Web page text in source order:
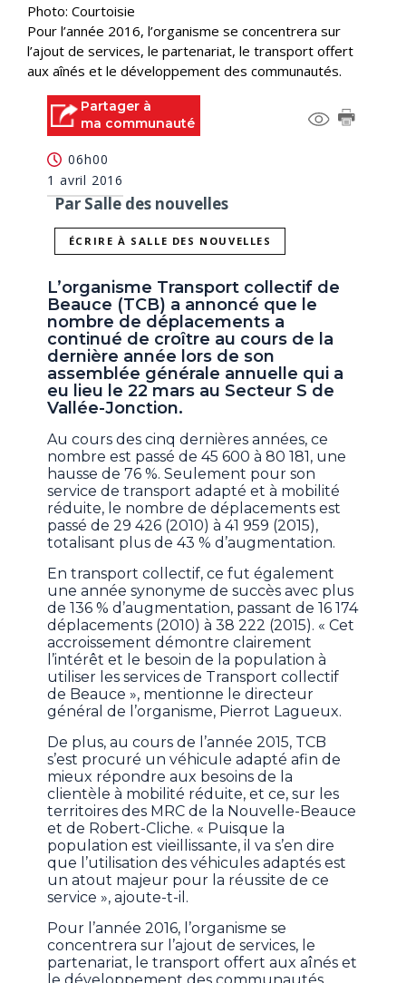
Photo: Courtoisie
Pour l’année 2016, l’organisme se concentrera sur
l’ajout de services, le partenariat, le transport offert
aux aînés et le développement des communautés.
Partager à
ma communauté
06h00
1 avril 2016
Par Salle des nouvelles
ÉCRIRE À SALLE DES NOUVELLES
L’organisme Transport collectif de
Beauce (TCB) a annoncé que le
nombre de déplacements a
continué de croître au cours de la
dernière année lors de son
assemblée générale annuelle qui a
eu lieu le 22 mars au Secteur S de
Vallée-Jonction.
Au cours des cinq dernières années, ce
nombre est passé de 45 600 à 80 181, une
hausse de 76 %. Seulement pour son
service de transport adapté et à mobilité
réduite, le nombre de déplacements est
passé de 29 426 (2010) à 41 959 (2015),
totalisant plus de 43 % d’augmentation.
En transport collectif, ce fut également
une année synonyme de succès avec plus
de 136 % d’augmentation, passant de 16 174
déplacements (2010) à 38 222 (2015). « Cet
accroissement démontre clairement
l’intérêt et le besoin de la population à
utiliser les services de Transport collectif
de Beauce », mentionne le directeur
général de l’organisme, Pierrot Lagueux.
De plus, au cours de l’année 2015, TCB
s’est procuré un véhicule adapté afin de
mieux répondre aux besoins de la
clientèle à mobilité réduite, et ce, sur les
territoires des MRC de la Nouvelle-Beauce
et de Robert-Cliche. « Puisque la
population est vieillissante, il va s’en dire
que l’utilisation des véhicules adaptés est
un atout majeur pour la réussite de ce
service », ajoute-t-il.
Pour l’année 2016, l’organisme se
concentrera sur l’ajout de services, le
partenariat, le transport offert aux aînés et